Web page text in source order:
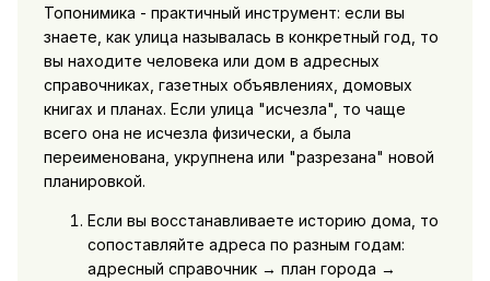
Топонимика - практичный инструмент: если вы
знаете, как улица называлась в конкретный год, то
вы находите человека или дом в адресных
справочниках, газетных объявлениях, домовых
книгах и планах. Если улица "исчезла", то чаще
всего она не исчезла физически, а была
переименована, укрупнена или "разрезана" новой
планировкой.
Если вы восстанавливаете историю дома, то
сопоставляйте адреса по разным годам:
адресный справочник → план города →